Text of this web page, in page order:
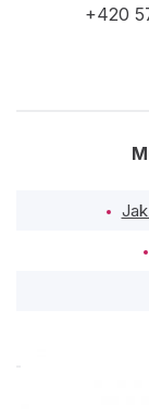
+420